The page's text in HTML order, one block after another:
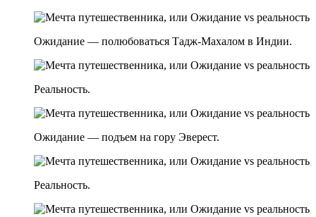
Ожидание — полюбоваться Тадж-Махалом в Индии.
Реальность.
Ожидание — подъем на гору Эверест.
Реальность.